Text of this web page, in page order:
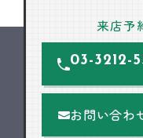
来店予
03-3212-
お問い合わ